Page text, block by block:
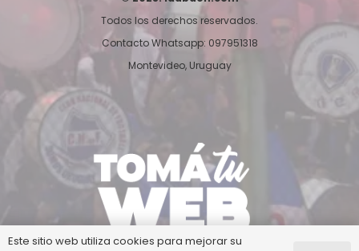
Todos los derechos reservados.
Contacto Whatsapp: 097951318
Montevideo, Uruguay
Este sitio web utiliza cookies para mejorar su